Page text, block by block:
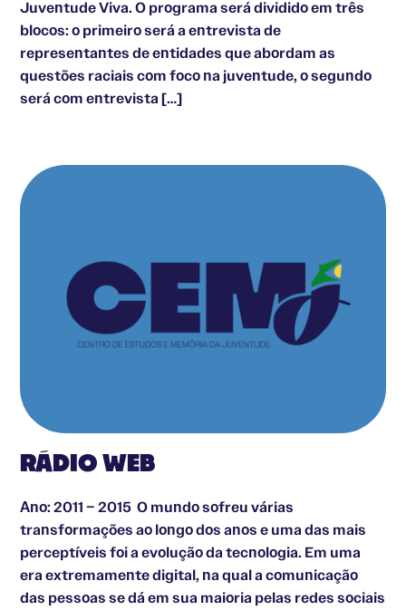
Juventude Viva. O programa será dividido em três
blocos: o primeiro será a entrevista de
representantes de entidades que abordam as
questões raciais com foco na juventude, o segundo
será com entrevista […]
RÁDIO WEB
Ano: 2011 – 2015 O mundo sofreu várias
transformações ao longo dos anos e uma das mais
perceptíveis foi a evolução da tecnologia. Em uma
era extremamente digital, na qual a comunicação
das pessoas se dá em sua maioria pelas redes sociais